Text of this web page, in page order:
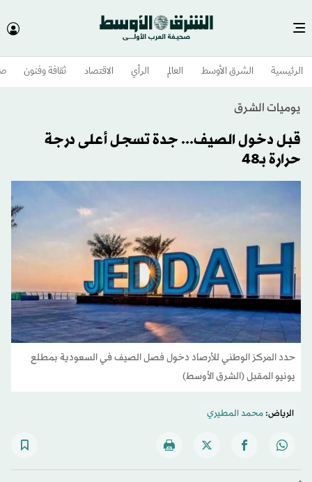
الرئيسية الشرق الأوسط​ العالم الرأي الاقتصاد ثقافة وفنون
يوميات الشرق
قبل دخول الصيف... جدة تسجل أعلى درجة
حرارة بـ48
حدد المركز الوطني للأرصاد دخول فصل الصيف في السعودية بمطلع
يونيو المقبل (الشرق الأوسط)
الرياض:محمد المطيري